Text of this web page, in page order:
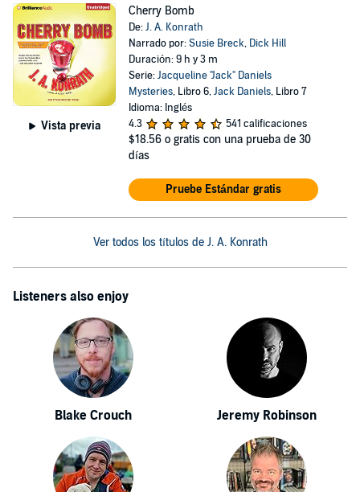
Vista previa
Cherry Bomb
De:J. A. Konrath
Narrado por:Susie Breck, Dick Hill
Duración: 9 h y 3 m
Serie:Jacqueline "Jack" Daniels
Mysteries, Libro 6,Jack Daniels, Libro 7
Idioma: Inglés
4.3
541 calificaciones
$18.56 o gratis con una prueba de 30
días
Pruebe Estándar gratis
Ver todos los títulos de J. A. Konrath
Listeners also enjoy
Blake Crouch Jeremy Robinson